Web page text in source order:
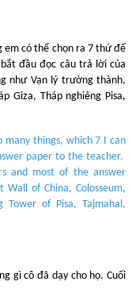
có thể chọn ra 7 thứ để
đầu đọc câu trả lời của
như Vạn lý trường thành,
Giza, Tháp nghiêng Pisa,
things, which 7 I can
paper to the teacher.
and most of the answer
of China, Colosseum,
of Pisa, Tajmahal,
gì cô đã dạy cho họ. Cuối